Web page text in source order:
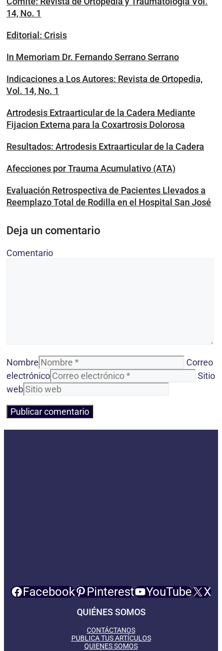
14, No. 1
Editorial: Crisis
In Memoriam Dr. Fernando Serrano Serrano
Indicaciones a Los Autores: Revista de Ortopedia,
Vol. 14, No. 1
Artrodesis Extraarticular de la Cadera Mediante
Fijacion Externa para la Coxartrosis Dolorosa
Resultados: Artrodesis Extraarticular de la Cadera
Afecciones por Trauma Acumulativo (ATA)
Evaluación Retrospectiva de Pacientes Llevados a
Reemplazo Total de Rodilla en el Hospital San José
Deja un comentario
Comentario
Nombre
Correo
electrónico
Sitio
web
Facebook Pinterest YouTube X
QUIÉNES SOMOS
CONTÁCTANOS
PUBLICA TUS ARTÍCULOS
QUIENES SOMOS